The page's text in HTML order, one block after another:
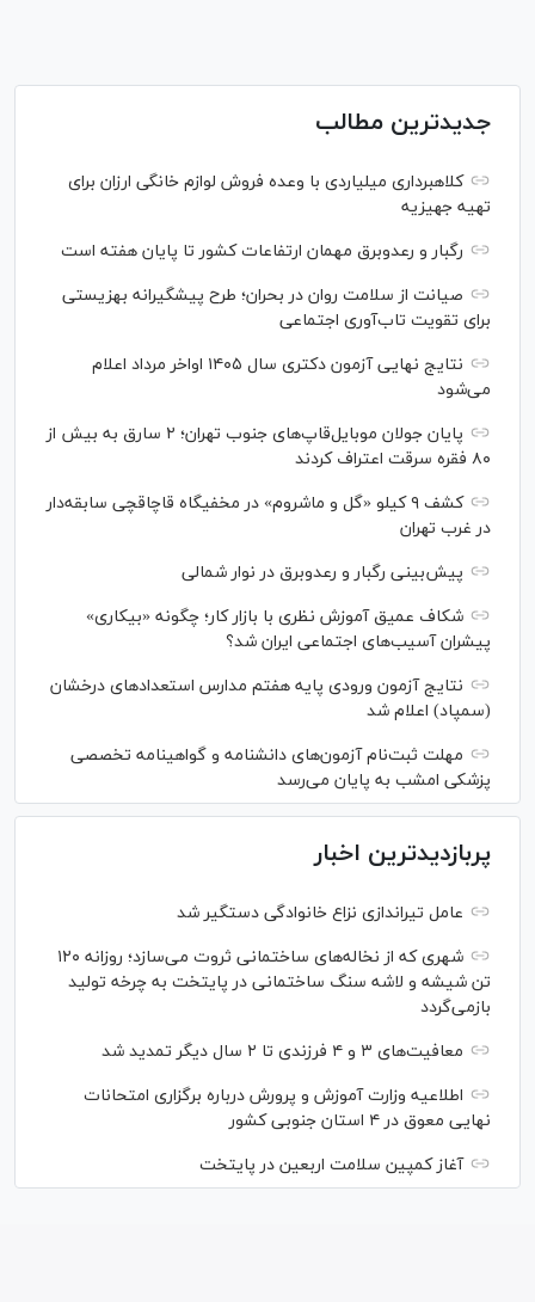
جدیدترین مطالب
کلاهبرداری میلیاردی با وعده فروش لوازم خانگی ارزان برای
تهیه جهیزیه
رگبار و رعدوبرق مهمان ارتفاعات کشور تا پایان هفته است
صیانت از سلامت روان در بحران؛ طرح پیشگیرانه بهزیستی
برای تقویت تاب‌آوری اجتماعی
نتایج نهایی آزمون دکتری سال ۱۴۰۵ اواخر مرداد اعلام
می‌شود
پایان جولان موبایل‌قاپ‌های جنوب تهران؛ ۲ سارق به بیش از
۸۰ فقره سرقت اعتراف کردند
کشف ۹ کیلو «گل و ماشروم» در مخفیگاه قاچاقچی سابقه‌دار
در غرب تهران
پیش‌بینی رگبار و رعدوبرق در نوار شمالی
شکاف عمیق آموزش نظری با بازار کار؛ چگونه «بیکاری»
پیشران آسیب‌های اجتماعی ایران شد؟
نتایج آزمون ورودی پایه هفتم مدارس استعدادهای درخشان
(سمپاد) اعلام شد
مهلت ثبت‌نام آزمون‌های دانشنامه و گواهینامه تخصصی
پزشکی امشب به پایان می‌رسد
پربازدیدترین اخبار
عامل تیراندازی نزاع خانوادگی دستگیر شد
شهری که از نخاله‌های ساختمانی ثروت می‌سازد؛ روزانه ۱۲۰
تن شیشه و لاشه سنگ ساختمانی در پایتخت به چرخه تولید
بازمی‌گردد
معافیت‌های ۳ و ۴ فرزندی تا ۲ سال دیگر تمدید شد
اطلاعیه وزارت آموزش و پرورش درباره برگزاری امتحانات
نهایی معوق در ۴ استان جنوبی کشور
آغاز کمپین سلامت اربعین در پایتخت